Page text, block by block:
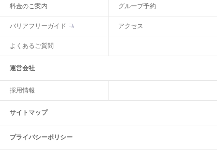
料金のご案内 グループ予約
バリアフリーガイド アクセス
よくあるご質問
運営会社
採用情報
サイトマップ
プライバシーポリシー